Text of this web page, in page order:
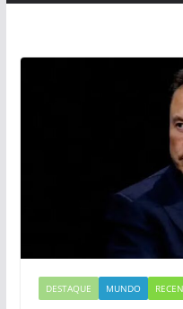
DESTAQUE MUNDO